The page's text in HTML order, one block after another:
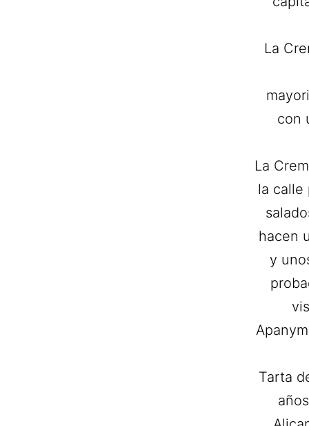
La
con
La
la calle
hacen
y
Tarta